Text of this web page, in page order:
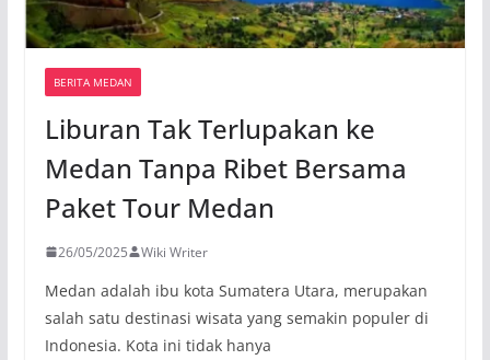
BERITA MEDAN
Liburan Tak Terlupakan ke
Medan Tanpa Ribet Bersama
Paket Tour Medan
26/05/2025 Wiki Writer
Medan adalah ibu kota Sumatera Utara, merupakan
salah satu destinasi wisata yang semakin populer di
Indonesia. Kota ini tidak hanya